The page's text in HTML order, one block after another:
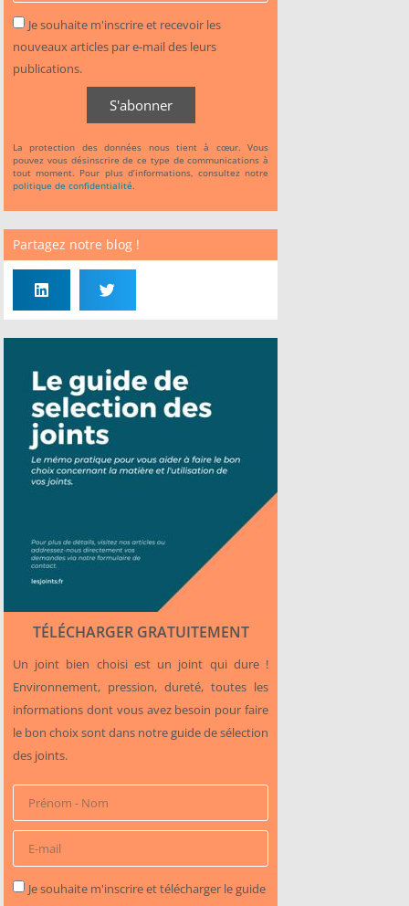
Je souhaite m'inscrire et recevoir les
nouveaux articles par e-mail des leurs
publications.
S'abonner
La protection des données nous tient à cœur. Vous
pouvez vous désinscrire de ce type de communications à
tout moment. Pour plus d’informations, consultez notre
politique de confidentialité.
Partagez notre blog !
TÉLÉCHARGER GRATUITEMENT
Un joint bien choisi est un joint qui dure !
Environnement, pression, dureté, toutes les
informations dont vous avez besoin pour faire
le bon choix sont dans notre guide de sélection
des joints.
Je souhaite m'inscrire et télécharger le guide